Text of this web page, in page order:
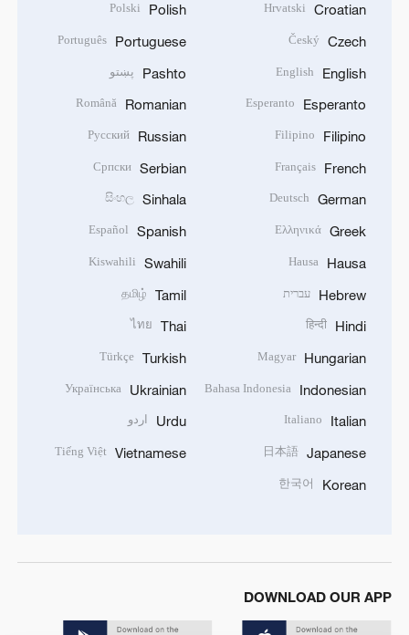
Croatian
Hrvatski
Czech
Český
English
English
Esperanto
Esperanto
Filipino
Filipino
French
Français
German
Deutsch
Greek
Ελληνικά
Hausa
Hausa
Hebrew עברית
Hindi
हिन्दी
Hungarian
Magyar
Indonesian
Bahasa Indonesia
Italian
Italiano
Japanese
日本語
Korean
한국어
Polish
Polski
Portuguese
Português
Pashto پښتو
Romanian
Română
Russian
Русский
Serbian
Српски
Sinhala
සිංහල
Spanish
Español
Swahili
Kiswahili
Tamil
தமிழ்
Thai
ไทย
Turkish
Türkçe
Ukrainian
Українська
Urdu اردو
Vietnamese
Tiếng Việt
DOWNLOAD OUR APP